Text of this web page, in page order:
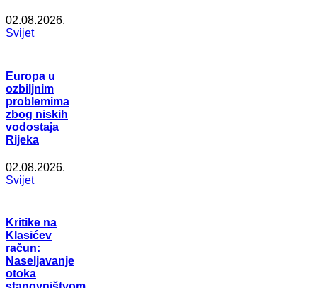
02.08.2026.
Svijet
Europa u
ozbiljnim
problemima
zbog niskih
vodostaja
Rijeka
02.08.2026.
Svijet
Kritike na
Klasićev
račun:
Naseljavanje
otoka